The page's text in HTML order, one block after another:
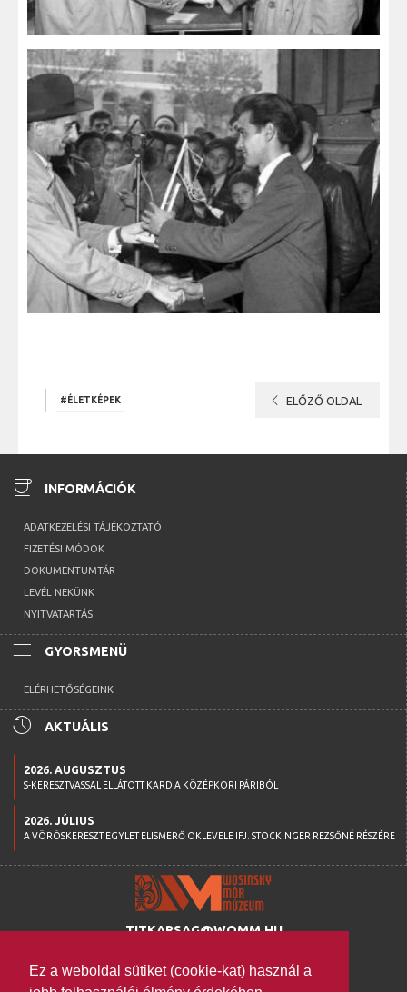
Ez a weboldal sütiket (cookie-kat) használ a
#ÉLETKÉPEK chevron_left ELŐZŐ OLDAL
coffee INFORMÁCIÓK
ADATKEZELÉSI TÁJÉKOZTATÓ
FIZETÉSI MÓDOK
DOKUMENTUMTÁR
LEVÉL NEKÜNK
NYITVATARTÁS
menu GYORSMENÜ
ELÉRHETŐSÉGEINK
history AKTUÁLIS
2026. AUGUSZTUS
S-KERESZTVASSAL ELLÁTOTT KARD A KÖZÉPKORI PÁRIBÓL
2026. JÚLIUS
A VÖRÖSKERESZT EGYLET ELISMERŐ OKLEVELE IFJ. STOCKINGER REZSŐNÉ RÉSZÉRE
TITKARSAG@WOMM.HU
H-7100 SZEKSZÁRD,